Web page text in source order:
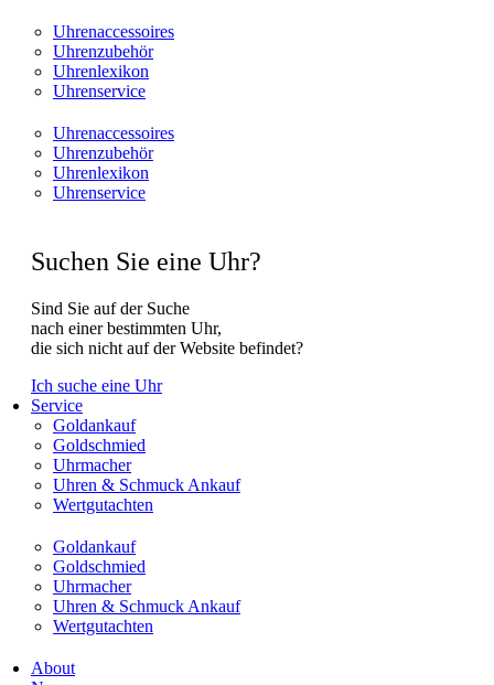
Uhrenaccessoires
Uhrenzubehör
Uhrenlexikon
Uhrenservice
Uhrenaccessoires
Uhrenzubehör
Uhrenlexikon
Uhrenservice
Suchen Sie eine Uhr?
Sind Sie auf der Suche
nach einer bestimmten Uhr,
die sich nicht auf der Website befindet?
Ich suche eine Uhr
Service
Goldankauf
Goldschmied
Uhrmacher
Uhren & Schmuck Ankauf
Wertgutachten
Goldankauf
Goldschmied
Uhrmacher
Uhren & Schmuck Ankauf
Wertgutachten
About